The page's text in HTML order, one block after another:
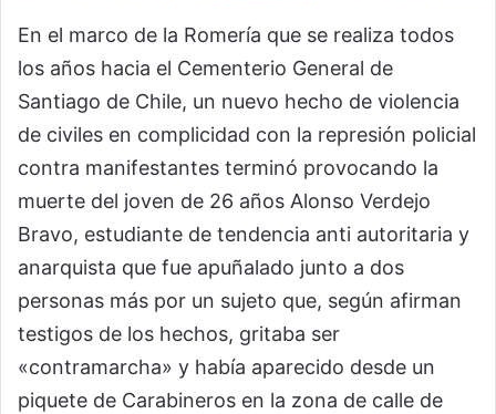
En el marco de la Romería que se realiza todos
los años hacia el Cementerio General de
Santiago de Chile, un nuevo hecho de violencia
de civiles en complicidad con la represión policial
contra manifestantes terminó provocando la
muerte del joven de 26 años Alonso Verdejo
Bravo, estudiante de tendencia anti autoritaria y
anarquista que fue apuñalado junto a dos
personas más por un sujeto que, según afirman
testigos de los hechos, gritaba ser
«contramarcha» y había aparecido desde un
piquete de Carabineros en la zona de calle de